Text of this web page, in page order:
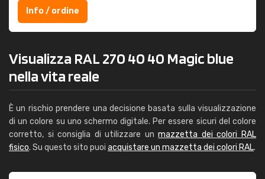
Info / ordine
Visualizza RAL 270 40 40 Magic blue
nella vita reale
È un rischio prendere una decisione basata sulla visualizzazione
di un colore su uno schermo digitale. Per essere sicuri del colore
corretto, si consiglia di utilizzare unmazzetta dei colori RAL
fisico. Su questo sito puoi acquistare un mazzetta dei colori RAL.